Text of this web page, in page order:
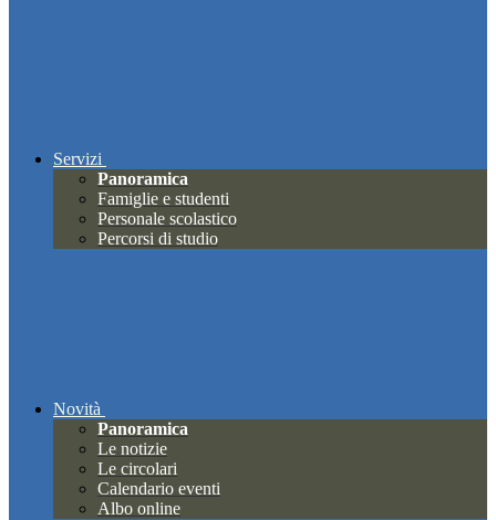
Servizi
Panoramica
Famiglie e studenti
Personale scolastico
Percorsi di studio
Novità
Panoramica
Le notizie
Le circolari
Calendario eventi
Albo online